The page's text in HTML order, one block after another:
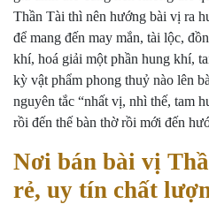
Thần Tài thì nên hướng bài vị ra
để mang đến may mắn, tài lộc,
khí, hoá giải một phần hung khí,
kỳ vật phẩm phong thuỷ nào lên
nguyên tắc “nhất vị, nhì thế, tam
rồi đến thế bàn thờ rồi mới đến
Nơi bán bài vị
rẻ, uy tín chất